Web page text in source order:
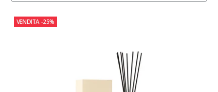
VENDITA -25%